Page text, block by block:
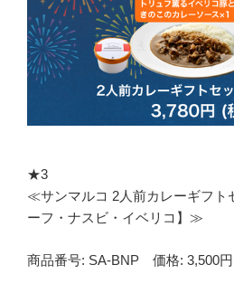
★3
≪サンマルコ 2人前カレーギフ
ーフ・ナスビ・イベリコ】≫
商品番号: SA-BNP 価格: 3,500円